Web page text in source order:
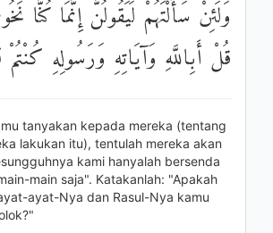
وَلَئِنْ سَأَلْتَهُمْ لَيَقُولُنَّ إِنَّمَا
قُلْ أَبِاللَّهِ وَآيَاتِهِ وَرَسُولِهِ كُنْتُمْ
tanyakan kepada mereka (tentang
lakukan itu), tentulah mereka akan
kami hanyalah bersenda
main saja". Katakanlah: "Apakah
ayat-Nya dan Rasul-Nya kamu